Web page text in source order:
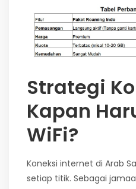
Strategi
Kapan
WiFi?
Koneksi internet di Arab
setiap titik. Sebagai